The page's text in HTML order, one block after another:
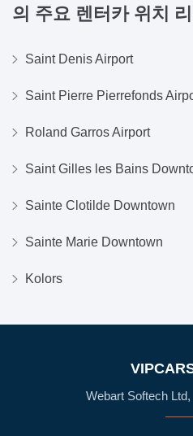
의 주요 렌터카 위치
Saint Denis Airport
Saint Pierre Pierrefonds
Roland Garros Airport
Saint Gilles les Bains
Sainte Clotilde Downtown
Sainte Marie Downtown
Kolors
Webart Softech